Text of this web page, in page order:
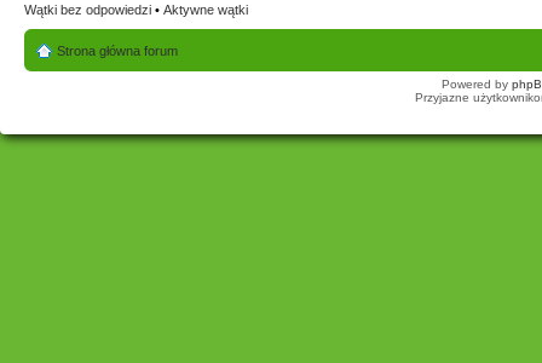
Wątki bez odpowiedzi • Aktywne wątki
Strona główna forum
Powered by
Przyjazne